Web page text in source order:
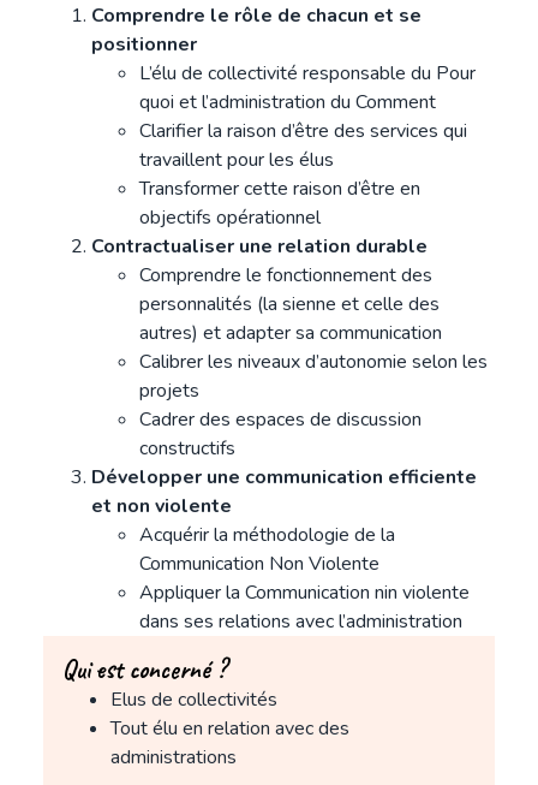
Comprendre le rôle de chacun et se
positionner
L’élu de collectivité responsable du Pour
quoi et l’administration du Comment
Clarifier la raison d’être des services qui
travaillent pour les élus
Transformer cette raison d’être en
objectifs opérationnel
Contractualiser une relation durable
Comprendre le fonctionnement des
personnalités (la sienne et celle des
autres) et adapter sa communication
Calibrer les niveaux d’autonomie selon les
projets
Cadrer des espaces de discussion
constructifs
Développer une communication efficiente
et non violente
Acquérir la méthodologie de la
Communication Non Violente
Appliquer la Communication nin violente
dans ses relations avec l’administration
Qui est concerné ?
Elus de collectivités
Tout élu en relation avec des
administrations